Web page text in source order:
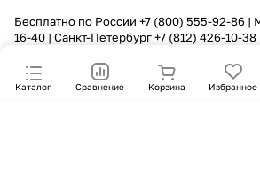
Каталог Сравнение Корзина Избранное
Бесплатно по России +7 (800) 555-92-86 |
16-40 | Санкт-Петербург+7 (812) 426-10-38